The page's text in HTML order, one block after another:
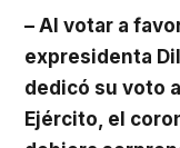
– Al votar a
expresidenta
dedicó su voto
Ejército, el